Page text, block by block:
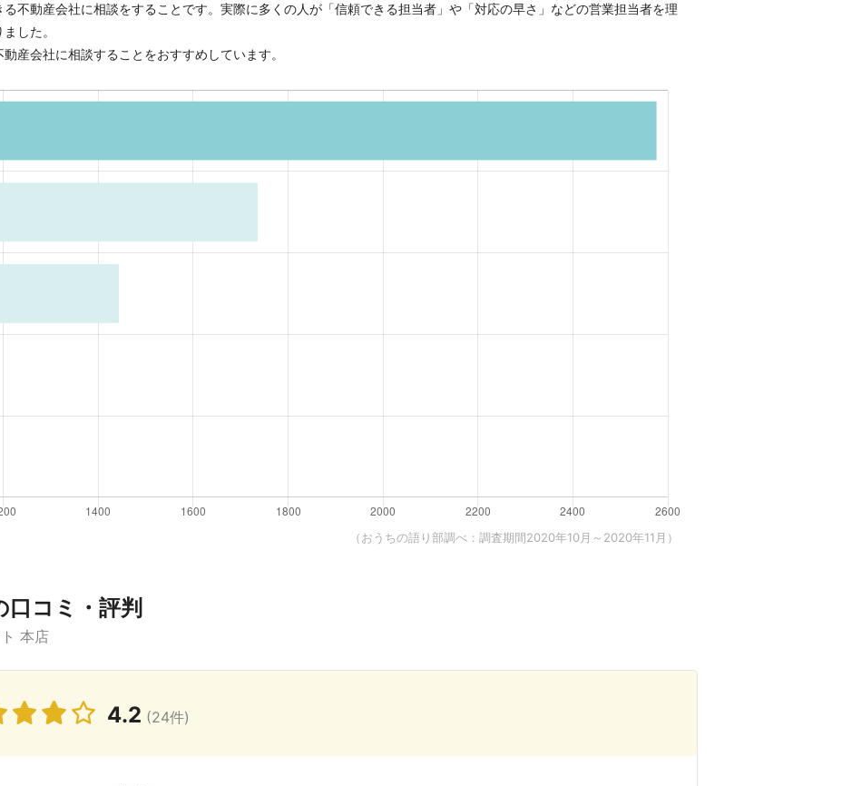
不動産会社に相談をすることです。実際に多くの人が「信頼できる担当者」や「対応の早さ」などの営業担当者を理
した。
産会社に相談することをおすすめしています。
（おうちの語り部調べ：調査期間2020年10月～2020年11月）
口コミ・評判
本店
4.2 (24件)